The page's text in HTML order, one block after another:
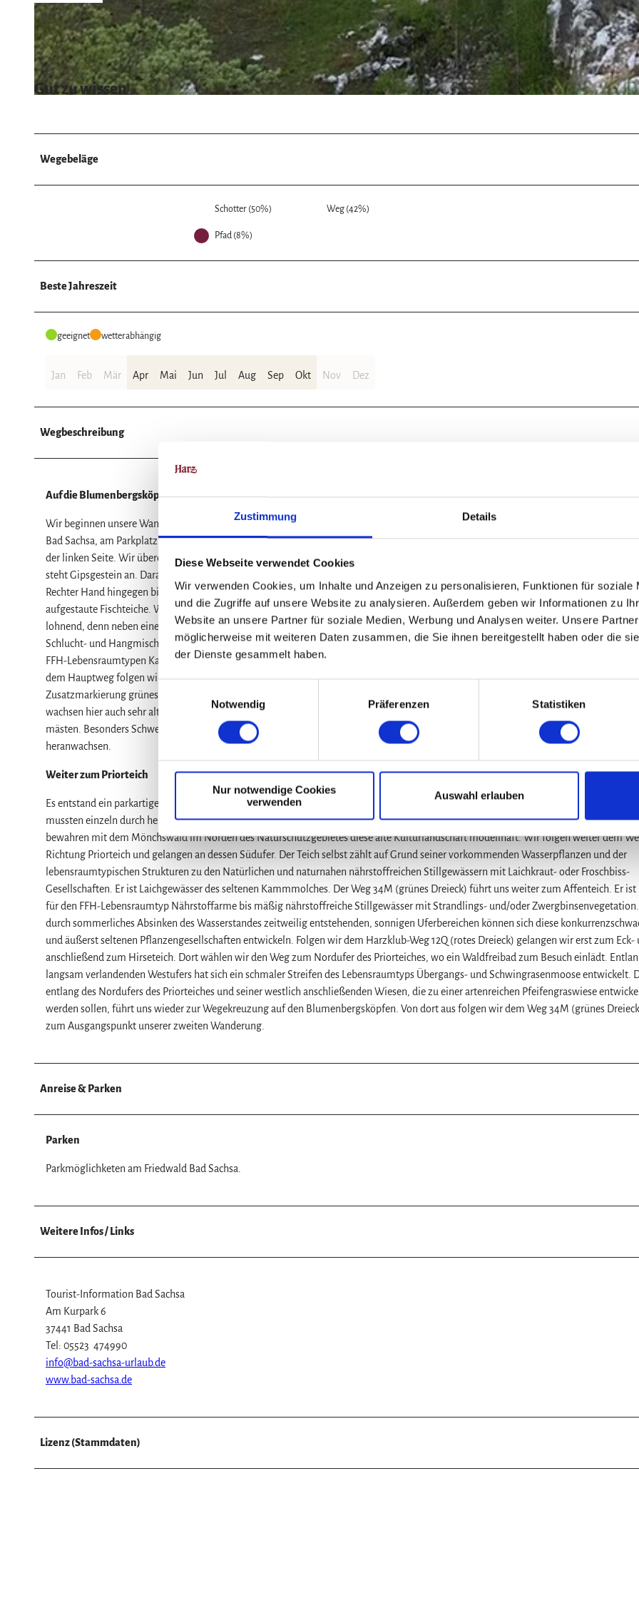
Zustimmung Details
Diese Webseite verwendet Cookies
Wir verwenden Cookies, um Inhalte und Anzeigen zu personalisieren, Funktionen für soziale
und die Zugriffe auf unsere Website zu analysieren. Außerdem geben wir Informationen zu
Website an unsere Partner für soziale Medien, Werbung und Analysen weiter. Unsere
möglicherweise mit weiteren Daten zusammen, die Sie ihnen bereitgestellt haben oder die
der Dienste gesammelt haben.
i
u
n
g
s
a
u
s
w
a
h
l
Notwendig Präferenzen Statistiken
Nur notwendige Cookies
verwenden
Auswahl erlauben
© Isabel Reuter, Harz: Magische Gebirgswelt
Gut zu wissen
Wegebeläge
Schotter (50%) Weg (42%)
Pfad (8%)
Beste Jahreszeit
geeignet wetterabhängig
Jan Feb Mär Apr Mai Jun Jul Aug Sep Okt Nov Dez
Wegbeschreibung
Auf die Blumenbergsköpfe
Wir beginnen unsere Wanderung durch das Naturschutzgebiet Priorteich/Sachsenstein, einem Teilgebiet des FFH-Gebietes
Bad Sachsa, am Parkplatz des Friedwaldes Bad Sachsa. Dieser befindet sich kurz hinter dem Ortsausgang Bad Sachsa in Richtung
der linken Seite. Wir überqueren die Straße und folgen dem Harzklub-Wanderweg 32R und der Zusatzmarkierung roter Punkt. Links des
steht Gipsgestein an. Darauf stockt ein Waldmeister-Buchenwaldmit vielen Altbäumen und reichlich Totholz. Erdfälle begleiten den Weg.
Rechter Hand hingegen bietet sich uns ein ganz anderes Bild. Hier speist der Buchtgraben, ein kleiner Nebenbach der Uffe, vier künstlich
aufgestaute Fischteiche. Wir folgen dem Weg bis zu einer Kreuzung. Rechts führt ein Weg zur Burgruine Sachsenstein. Ein Abstecher
lohnend, denn neben einem Mitteleuropäischen Orchideen-Kalk-Buchenwald wächst auf den steilen Hängen, die die Burg umgeben,
Schlucht- und Hangmischwald. Auf den süd- bis südwestlich exponierten Steilhängen sind direkt an der Burgruine
FFH-Lebensraumtypen Kalkhaltige Schutthalden sowie Naturnaher Kalk-Trockenrasen und deren Verbuschungsstadien zu finden. Zurück
dem Hauptweg folgen wir der Ausschilderung des Harzklubs, die uns über einen Verbindungsweg zum Hauptwanderweg 34M mit der
Zusatzmarkierung grünes Dreieck in Richtung Priorteich führt. Unser Weg verläuft leicht bergan auf die Blumenbergsköpfe. Neben
wachsen hier auch sehr alte Eichen, Relikte eines früheren Hutewaldes. Über Jahrhunderte wurde hier Vieh in den Wald getrieben um es
mästen. Besonders Schweine labten sich an den Eicheln. Ziegen verbissen die Stockausschläge. So konnte keine jüngere Baumgeneration
heranwachsen.
Weiter zum Priorteich
Es entstand ein parkartiger und lichter Eichenwald, worin die alten Eichen gezielt gefördert und weitere junge Eichen gepflanzt wurden.
mussten einzeln durch herbeigeschafftes Dornengestrüpp oder kleine Zäune vor Verbiss geschützt werden. Die Niedersächsischen
bewahren mit dem Mönchswald im Norden des Naturschutzgebietes diese alte Kulturlandschaft modellhaft. Wir folgen weiter dem
Richtung Priorteich und gelangen an dessen Südufer. Der Teich selbst zählt auf Grund seiner vorkommenden Wasserpflanzen und der
lebensraumtypischen Strukturen zu den Natürlichen und naturnahen nährstoffreichen Stillgewässern mit Laichkraut- oder Froschbiss-
Gesellschaften. Er ist Laichgewässer des seltenen Kammmolches. Der Weg 34M (grünes Dreieck) führt uns weiter zum Affenteich. Er ist
für den FFH-Lebensraumtyp Nährstoffarme bis mäßig nährstoffreiche Stillgewässer mit Strandlings- und/oder
durch sommerliches Absinken des Wasserstandes zeitweilig entstehenden, sonnigen Uferbereichen können sich diese
und äußerst seltenen Pflanzengesellschaften entwickeln. Folgen wir dem Harzklub-Weg 12Q (rotes Dreieck) gelangen wir erst zum Eck-
anschließend zum Hirseteich. Dort wählen wir den Weg zum Nordufer des Priorteiches, wo ein Waldfreibad zum Besuch einlädt.
langsam verlandenden Westufers hat sich ein schmaler Streifen des Lebensraumtyps Übergangs- und Schwingrasenmoose entwickelt.
entlang des Nordufers des Priorteiches und seiner westlich anschließenden Wiesen, die zu einer artenreichen Pfeifengraswiese
werden sollen, führt uns wieder zur Wegekreuzung auf den Blumenbergsköpfen. Von dort aus folgen wir dem Weg 34M (grünes
zum Ausgangspunkt unserer zweiten Wanderung.
Anreise & Parken
Parken
Parkmöglichketen am Friedwald Bad Sachsa.
Weitere Infos / Links
Tourist-Information Bad Sachsa
Am Kurpark 6
37441 Bad Sachsa
Tel: 05523 474990
info@bad-sachsa-urlaub.de
www.bad-sachsa.de
Lizenz (Stammdaten)